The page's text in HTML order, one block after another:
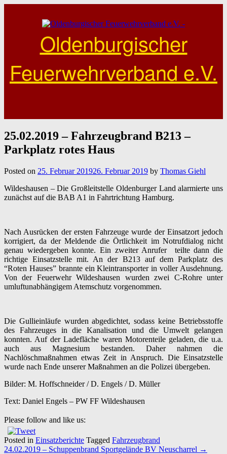
Oldenburgischer
Feuerwehrverband e.V.
25.02.2019 – Fahrzeugbrand B213 –
Parkplatz rotes Haus
Posted on 25. Februar 201926. Februar 2019 by Thomas Giehl
Wildeshausen – Die Großleitstelle Oldenburger Land alarmierte uns
zunächst auf die BAB A1 in Fahrtrichtung Hamburg.
Nach Ausrücken der ersten Fahrzeuge wurde der Einsatzort jedoch
korrigiert, da der Meldende die Örtlichkeit im Notrufdialog nicht
genau wiedergeben konnte. Ein zweiter Anrufer teilte dann die
richtige Einsatzstelle mit. An der B213 auf dem Parkplatz des
“Roten Hauses” brannte ein Kleintransporter in voller Ausdehnung.
Von der FeuerwehrWildeshausen wurden zwei C-Rohre unter
umluftunabhängigem Atemschutz vorgenommen.
Die Gullieinläufe wurden abgedichtet, sodass keine Betriebsstoffe
des Fahrzeuges in die Kanalisation und die Umwelt gelangen
konnten. Auf der Ladefläche waren Motorenteile geladen, die u.a.
auch aus Magnesium bestanden. Daher nahmen die
Nachlöschmaßnahmen etwas Zeit in Anspruch. Die Einsatzstelle
wurde nach Ende unserer Maßnahmen an die Polizei übergeben.
Bilder: M. Hoffschneider / D. Engels / D. Müller
Text: Daniel Engels – PW FF Wildeshausen
Please follow and like us:
Posted in Einsatzberichte Tagged Fahrzeugbrand
Post
24.02.2019 – Schuppenbrand Sportgelände BV Neuscharrel →